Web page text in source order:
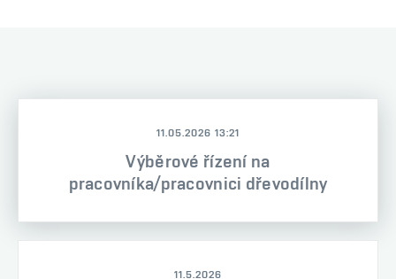
11.05.2026 13:21
Výběrové řízení na
pracovníka/pracovnici dřevodílny
11.5.2026